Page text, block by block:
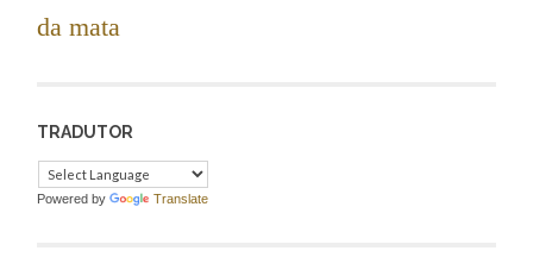
da mata
TRADUTOR
Powered by Translate